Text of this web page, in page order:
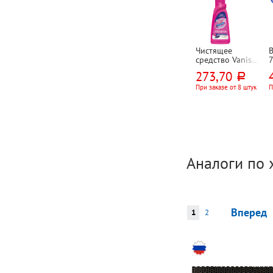
Чистящее
средство Vanish,
"3 в 1 Действие
кислорода (Oxi
273,70 руб.
При заказе от 8 штук
Аналоги по
Вперед
1 2